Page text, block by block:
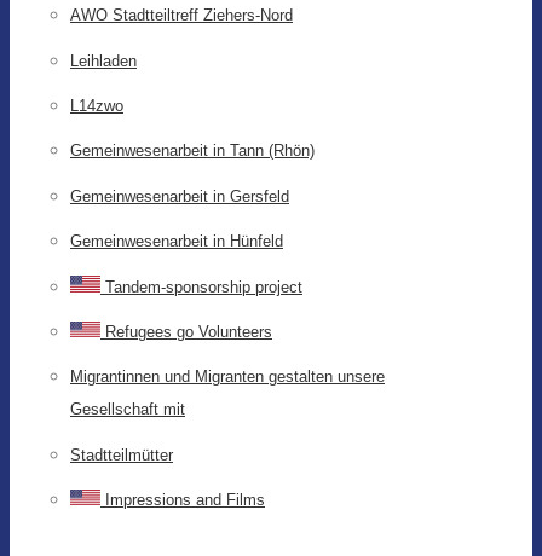
AWO Stadtteiltreff Ziehers-Nord
Leihladen
L14zwo
Gemeinwesenarbeit in Tann (Rhön)
Gemeinwesenarbeit in Gersfeld
Gemeinwesenarbeit in Hünfeld
Tandem-sponsorship project
Refugees go Volunteers
Migrantinnen und Migranten gestalten unsere
Gesellschaft mit
Stadtteilmütter
Impressions and Films